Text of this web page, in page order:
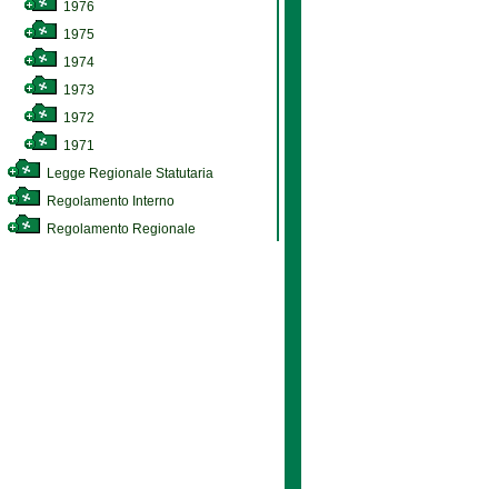
1976
1975
1974
1973
1972
1971
Legge Regionale Statutaria
Regolamento Interno
Regolamento Regionale